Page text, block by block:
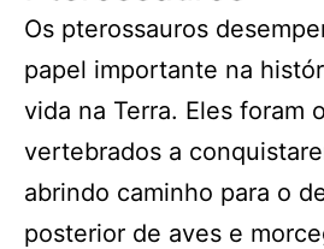
Os pterossauros
papel importante na
vida na Terra. Eles foram
vertebrados a
abrindo caminho para o
posterior de aves e